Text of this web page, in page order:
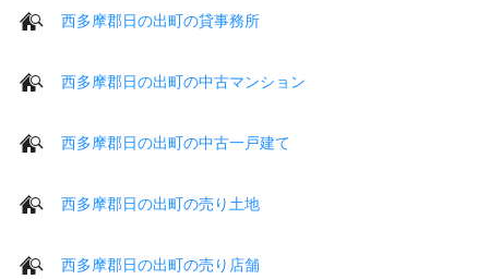
西多摩郡日の出町の貸事務所
西多摩郡日の出町の中古マンション
西多摩郡日の出町の中古一戸建て
西多摩郡日の出町の売り土地
西多摩郡日の出町の売り店舗